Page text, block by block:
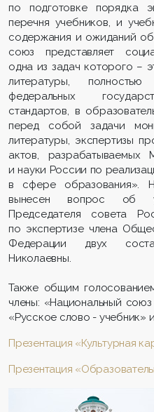
по подготовке порядка
перечня учебников, и
содержания и ожиданий
союз представляет
одна из задач которого –
литературы,
федеральных
стандартов, в
перед собой задачи
литературы, экспертизы
актов, разрабатываемых
и науки России по
в сфере образования».
вынесен вопрос об
Председателя совета
по экспертизе члена
Федерации двух
Николаевны.
Также общим
члены: «Национальный
«Русское слово - учебник»
Презентация «Культурная
Презентация